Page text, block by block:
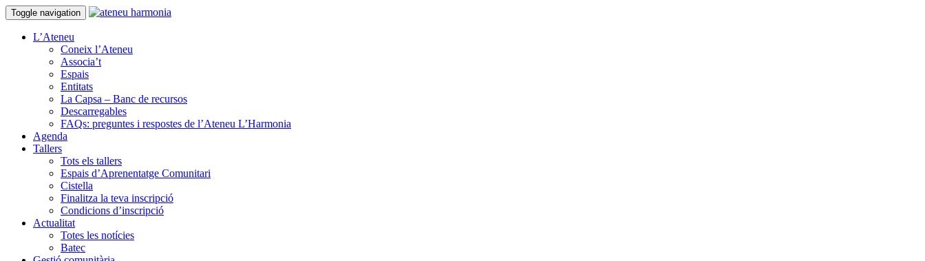
Toggle navigation
L’Ateneu
Coneix l’Ateneu
Associa’t
Espais
Entitats
La Capsa – Banc de recursos
Descarregables
FAQs: preguntes i respostes de l’Ateneu L’Harmonia
Agenda
Tallers
Tots els tallers
Espais d’Aprenentatge Comunitari
Cistella
Finalitza la teva inscripció
Condicions d’inscripció
Actualitat
Totes les notícies
Batec